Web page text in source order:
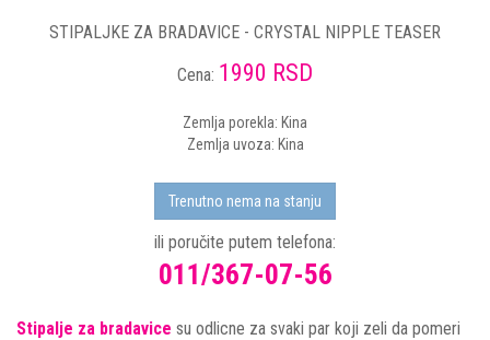
STIPALJKE ZA BRADAVICE - CRYSTAL NIPPLE TEASER
Cena: 1990 RSD
Zemlja porekla: Kina
Zemlja uvoza: Kina
Trenutno nema na stanju
ili poručite putem telefona:
011/367-07-56
Stipalje za bradavice su odlicne za svaki par koji zeli da pomeri